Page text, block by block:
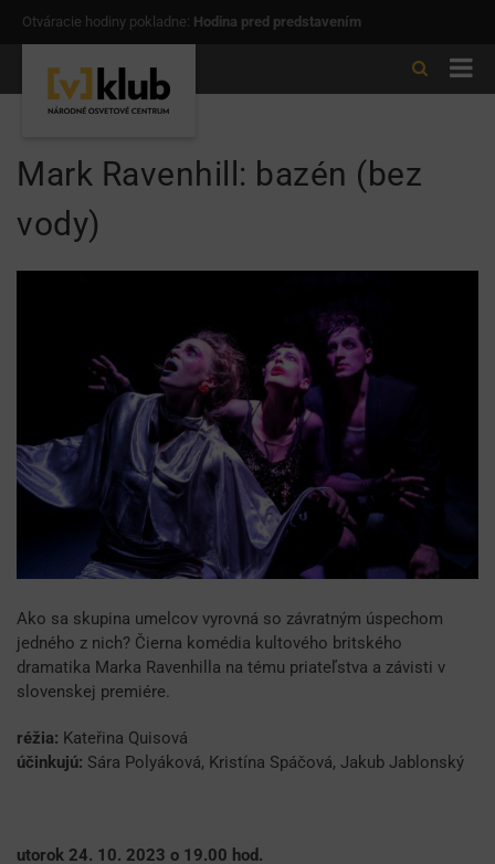
Otváracie hodiny pokladne: Hodina pred predstavením
Mark Ravenhill: bazén (bez
vody)
Ako sa skupina umelcov vyrovná so závratným úspechom
jedného z nich? Čierna komédia kultového britského
dramatika Marka Ravenhilla na tému priateľstva a závisti v
slovenskej premiére.
réžia: Kateřina Quisová
účinkujú: Sára Polyáková, Kristína Spáčová, Jakub Jablonský
utorok 24. 10. 2023 o 19.00 hod.